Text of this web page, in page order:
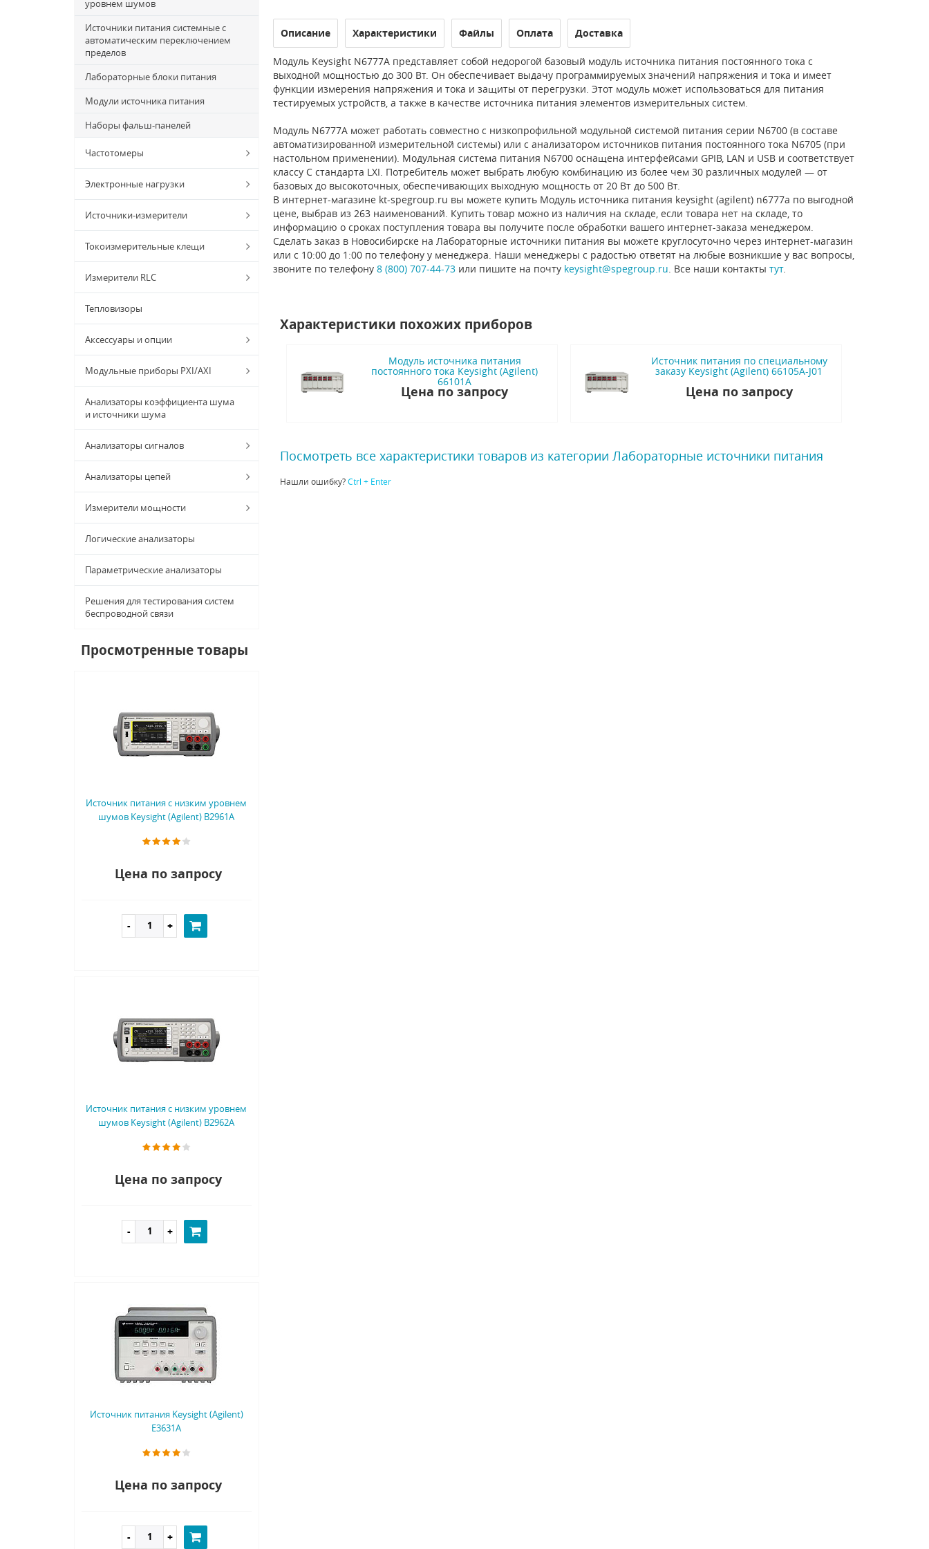
уровнем шумов
Источники питания системные с
автоматическим переключением
пределов
Лабораторные блоки питания
Модули источника питания
Наборы фальш-панелей
Частотомеры
Электронные нагрузки
Источники-измерители
Токоизмерительные клещи
Измерители RLC
Тепловизоры
Аксессуары и опции
Модульные приборы PXI/AXI
Анализаторы коэффициента шума
и источники шума
Анализаторы сигналов
Анализаторы цепей
Измерители мощности
Логические анализаторы
Параметрические анализаторы
Решения для тестирования систем
беспроводной связи
Просмотренные товары
Источник питания с низким уровнем
шумов Keysight (Agilent) B2961A
Цена по запросу
Источник питания с низким уровнем
шумов Keysight (Agilent) B2962A
Цена по запросу
Источник питания Keysight (Agilent)
E3631A
Цена по запросу
Описание Характеристики Файлы Оплата Доставка
Модуль Keysight N6777A представляет собой недорогой базовый модуль источника питания постоянного тока с
выходной мощностью до 300 Вт. Он обеспечивает выдачу программируемых значений напряжения и тока и имеет
функции измерения напряжения и тока и защиты от перегрузки. Этот модуль может использоваться для питания
тестируемых устройств, а также в качестве источника питания элементов измерительных систем.
Модуль N6777A может работать совместно с низкопрофильной модульной системой питания серии N6700 (в составе
автоматизированной измерительной системы) или с анализатором источников питания постоянного тока N6705 (при
настольном применении). Модульная система питания N6700 оснащена интерфейсами GPIB, LAN и USB и соответствует
классу C стандарта LXI. Потребитель может выбрать любую комбинацию из более чем 30 различных модулей — от
базовых до высокоточных, обеспечивающих выходную мощность от 20 Вт до 500 Вт.
В интернет-магазине kt-spegroup.ru вы можете купить Модуль источника питания keysight (agilent) n6777a по выгодной
цене, выбрав из 263 наименований. Купить товар можно из наличия на складе, если товара нет на складе, то
информацию о сроках поступления товара вы получите после обработки вашего интернет-заказа менеджером.
Сделать заказ в Новосибирске на Лабораторные источники питания вы можете круглосуточно через интернет-магазин
или с 10:00 до 1:00 по телефону у менеджера. Наши менеджеры с радостью ответят на любые возникшие у вас вопросы,
звоните по телефону 8 (800) 707-44-73или пишите на почту keysight@spegroup.ru . Все наши контакты тут.
Характеристики похожих приборов
Модуль источника питания
постоянного тока Keysight (Agilent)
66101A
Цена по запросу
Источник питания по специальному
заказу Keysight (Agilent) 66105A-J01
Цена по запросу
Посмотреть все характеристики товаров из категории Лабораторные источники питания
Нашли ошибку?Ctrl + Enter